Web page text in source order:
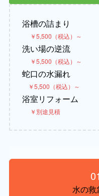
浴槽の詰まり
￥5,500（税込）～
洗い場の逆流
￥5,500（税込）～
蛇口の水漏れ
￥5,500（税込）～
浴室リフォーム
￥別途見積
水の救